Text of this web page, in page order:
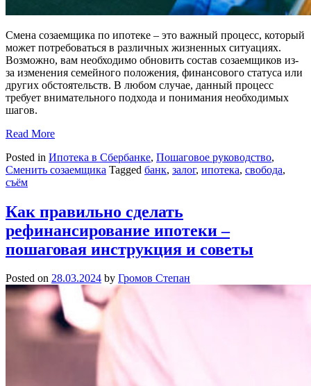
Смена созаемщика по ипотеке – это важный процесс, который
может потребоваться в различных жизненных ситуациях.
Возможно, вам необходимо обновить состав созаемщиков из-
за изменения семейного положения, финансового статуса или
других обстоятельств. В любом случае, данный процесс
требует внимательного подхода и понимания необходимых
шагов.
Read More
Posted in Ипотека в Сбербанке, Пошаговое руководство,
Сменить созаемщика Tagged банк, залог, ипотека, свобода,
съём
Как правильно сделать
рефинансирование ипотеки –
пошаговая инструкция и советы
Posted on 28.03.2024 by Громов Степан